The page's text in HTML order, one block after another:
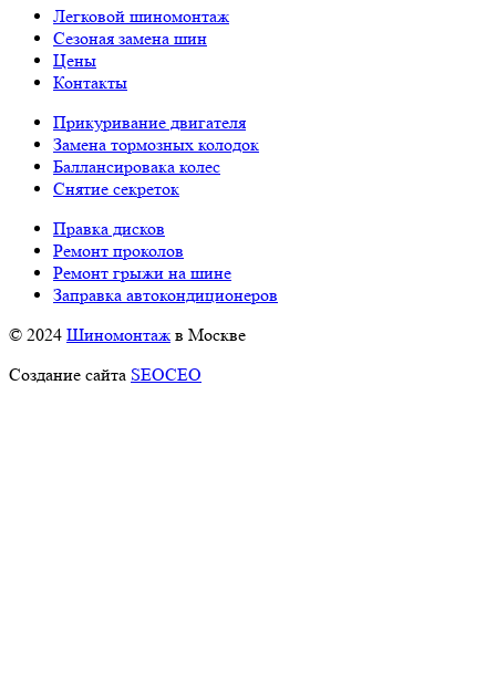
Легковой шиномонтаж
Сезоная замена шин
Цены
Контакты
Прикуривание двигателя
Замена тормозных колодок
Баллансировака колес
Снятие секреток
Правка дисков
Ремонт проколов
Ремонт грыжи на шине
Заправка автокондиционеров
© 2024 Шиномонтаж в Москве
Создание сайта SEOCEO